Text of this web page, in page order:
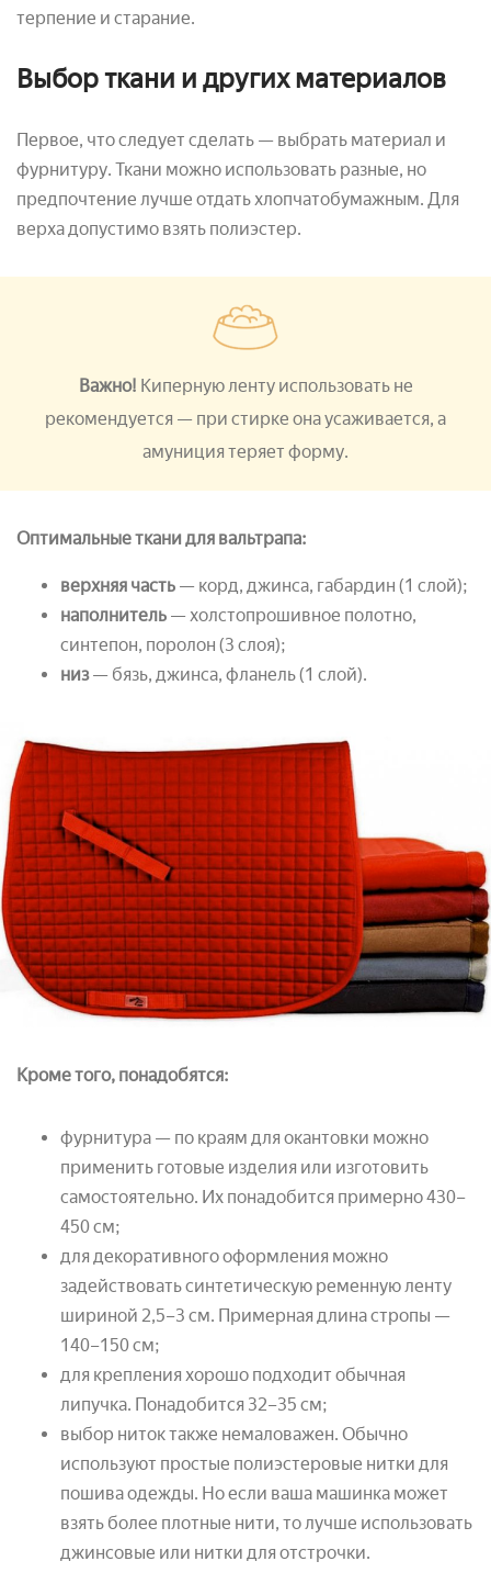
терпение и старание.
Выбор ткани и других материалов
Первое, что следует сделать — выбрать материал и
фурнитуру. Ткани можно использовать разные, но
предпочтение лучше отдать хлопчатобумажным. Для
верха допустимо взять полиэстер.
Важно! Киперную ленту использовать не
рекомендуется — при стирке она усаживается, а
амуниция теряет форму.
Оптимальные ткани для вальтрапа:
верхняя часть — корд, джинса, габардин (1 слой);
наполнитель — холстопрошивное полотно,
синтепон, поролон (3 слоя);
низ— бязь, джинса, фланель (1 слой).
Кроме того, понадобятся:
фурнитура — по краям для окантовки можно
применить готовые изделия или изготовить
самостоятельно. Их понадобится примерно 430–
450 см;
для декоративного оформления можно
задействовать синтетическую ременную ленту
шириной 2,5–3 см. Примерная длина стропы —
140–150 см;
для крепления хорошо подходит обычная
липучка. Понадобится 32–35 см;
выбор ниток также немаловажен. Обычно
используют простые полиэстеровые нитки для
пошива одежды. Но если ваша машинка может
взять более плотные нити, то лучше использовать
джинсовые или нитки для отстрочки.